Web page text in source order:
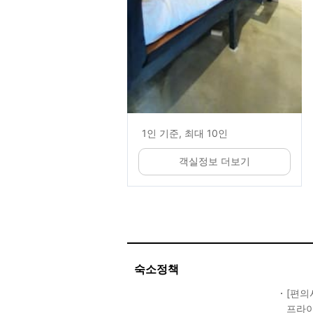
1인 기준, 최대 10인
객실정보 더보기
숙소정책
[편의
프라